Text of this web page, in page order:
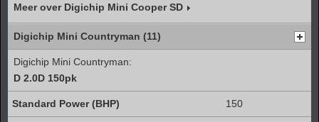
Meer over Digichip Mini Cooper SD
Digichip Mini Countryman (11)
Digichip Mini Countryman:
D 2.0D 150pk
150